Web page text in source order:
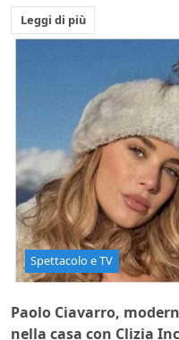
Leggi di più
Spettacolo e TV
Paolo Ciavarro,
nella casa con Clizia